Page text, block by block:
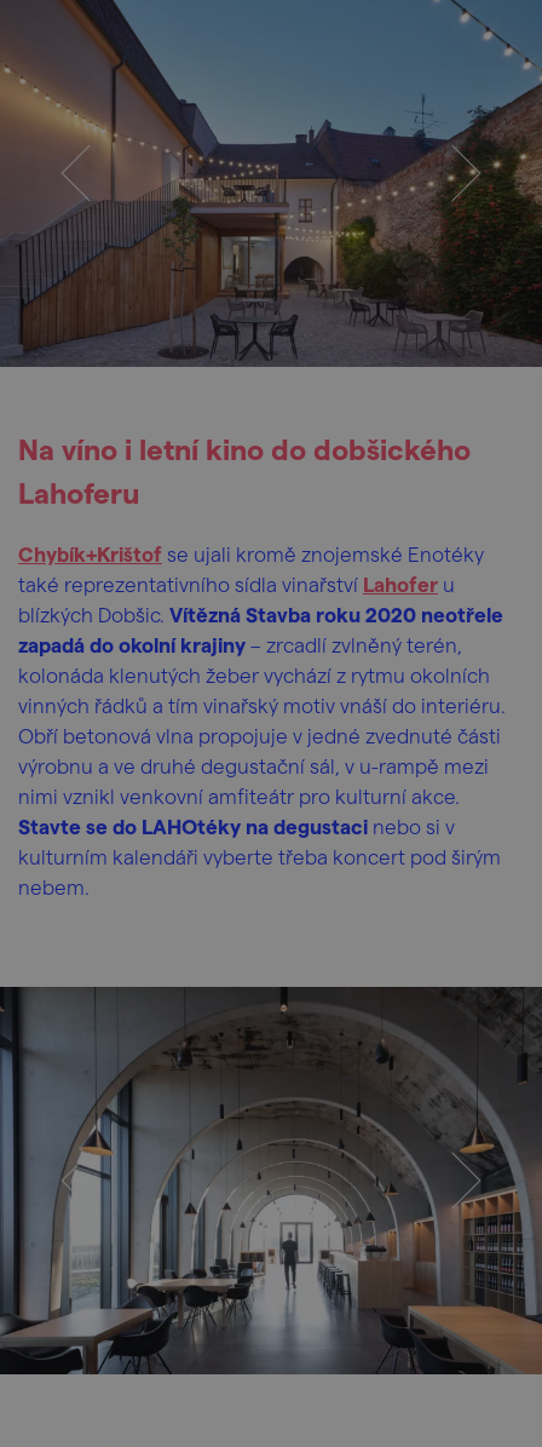
Na víno i letní kino do dobšického
Lahoferu
Chybík+Krištof se ujali kromě znojemské Enotéky
také reprezentativního sídla vinařství Lahofer u
blízkých Dobšic. Vítězná Stavba roku 2020 neotřele
zapadá do okolní krajiny – zrcadlí zvlněný terén,
kolonáda klenutých žeber vychází z rytmu okolních
vinných řádků a tím vinařský motiv vnáší do interiéru.
Obří betonová vlna propojuje v jedné zvednuté části
výrobnu a ve druhé degustační sál, v u-rampě mezi
nimi vznikl venkovní amfiteátr pro kulturní akce.
Stavte se do LAHOtéky na degustaci nebo si v
kulturním kalendáři vyberte třeba koncert pod širým
nebem.